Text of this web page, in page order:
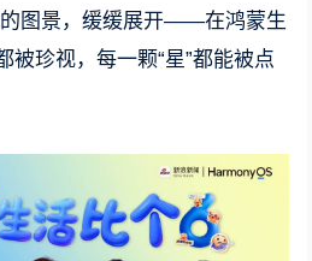
图景，缓缓展开——在鸿蒙生
被珍视，每一颗“星”都能被点